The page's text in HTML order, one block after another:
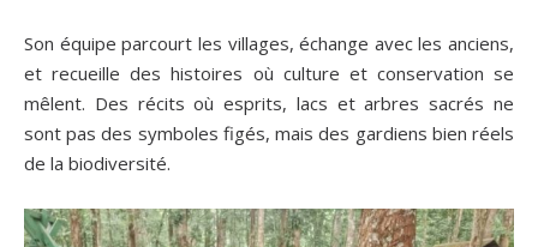
Son équipe parcourt les villages, échange avec les anciens,
et recueille des histoires où culture et conservation se
mêlent. Des récits où esprits, lacs et arbres sacrés ne
sont pas des symboles figés, mais des gardiens bien réels
de la biodiversité.